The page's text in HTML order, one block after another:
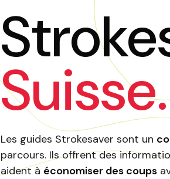
Suisse.
Les guides Strokesaver sont un
parcours. Ils offrent des
aident à économiser des coups